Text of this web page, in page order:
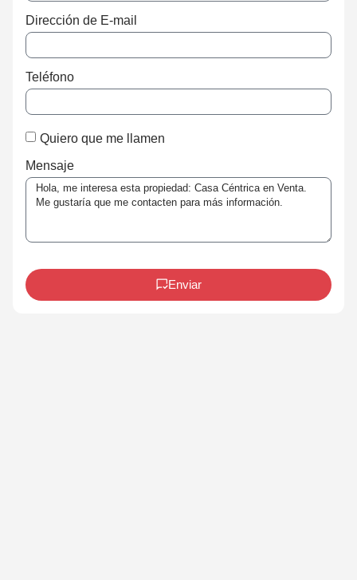
Dirección de E-mail
Teléfono
Quiero que me llamen
Mensaje
Enviar